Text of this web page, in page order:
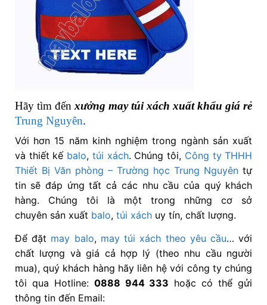
Hãy tìm đến xưởng may túi xách xuất khẩu giá rẻ
Trung Nguyên.
Với hơn 15 năm kinh nghiệm trong ngành sản xuất
và thiết kế balo, túi xách. Chúng tôi, Công ty THHH
Thiết Bị Văn phòng – Trường học Trung Nguyên tự
tin sẽ đáp ứng tất cả các nhu cầu của quý khách
hàng. Chúng tôi là một trong những cơ sở
chuyên sản xuất balo, túi xáchuy tín, chất lượng.
Để đặt may balo, may túi xách theo yêu cầu… với
chất lượng và giá cả hợp lý (theo nhu cầu người
mua), quý khách hàng hãy liên hệ với công ty chúng
tôi qua Hotline: 0888 944 333 hoặc có thể gửi
thông tin đến Email: